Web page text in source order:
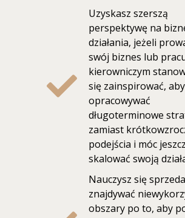
Uzyskasz szerszą
perspektywę na
działania, jeżeli
swój biznes lub
kierowniczym
się zainspirować, aby
opracowywać
długoterminowe
zamiast
podejścia i móc
skalować swoją
Nauczysz się
znajdywać
obszary po to, aby